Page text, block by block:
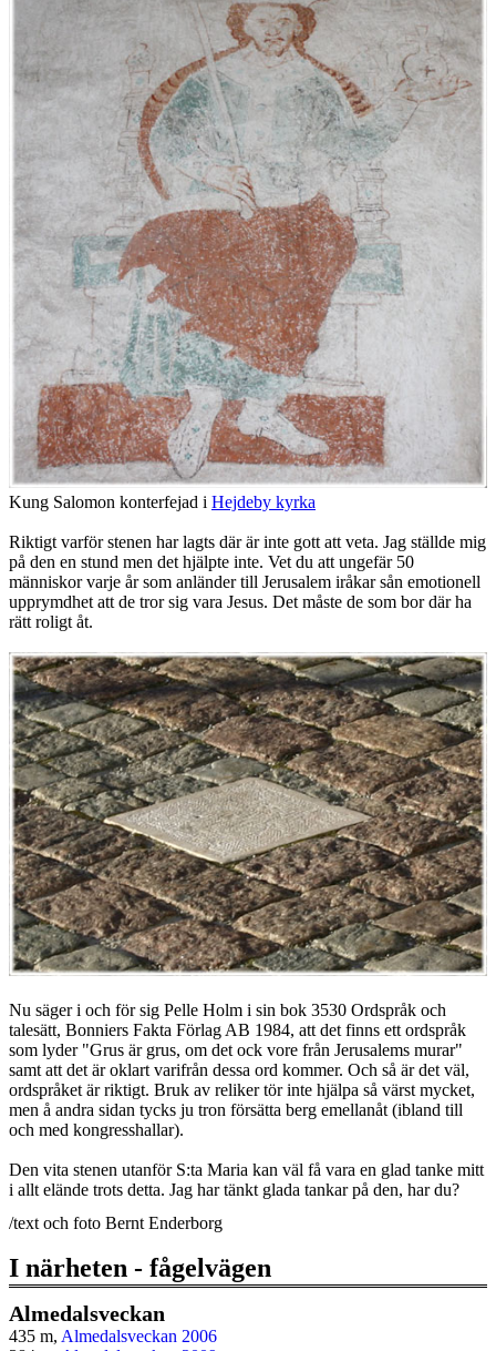
Kung Salomon konterfejad i Hejdeby kyrka
Riktigt varför stenen har lagts där är inte gott att veta. Jag ställde mig
på den en stund men det hjälpte inte. Vet du att ungefär 50
människor varje år som anländer till Jerusalem iråkar sån emotionell
upprymdhet att de tror sig vara Jesus. Det måste de som bor där ha
rätt roligt åt.
Nu säger i och för sig Pelle Holm i sin bok 3530 Ordspråk och
talesätt, Bonniers Fakta Förlag AB 1984, att det finns ett ordspråk
som lyder "Grus är grus, om det ock vore från Jerusalems murar"
samt att det är oklart varifrån dessa ord kommer. Och så är det väl,
ordspråket är riktigt. Bruk av reliker tör inte hjälpa så värst mycket,
men å andra sidan tycks ju tron försätta berg emellanåt (ibland till
och med kongresshallar).
Den vita stenen utanför S:ta Maria kan väl få vara en glad tanke mitt
i allt elände trots detta. Jag har tänkt glada tankar på den, har du?
/text och foto Bernt Enderborg
I närheten - fågelvägen
Almedalsveckan
435 m, Almedalsveckan 2006